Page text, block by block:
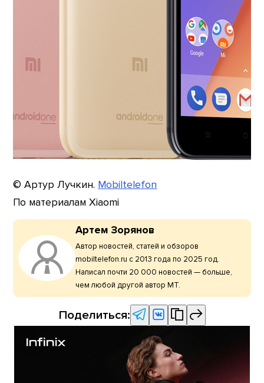
© Артур Лучкин. Mobiltelefon
По материалам Xiaomi
Артем Зорянов
Автор новостей, статей и обзоров
mobiltelefon.ru с 2013 года по 2025 год.
Написал почти 20 000 новостей — больше,
чем любой другой автор МТ.
Поделиться: